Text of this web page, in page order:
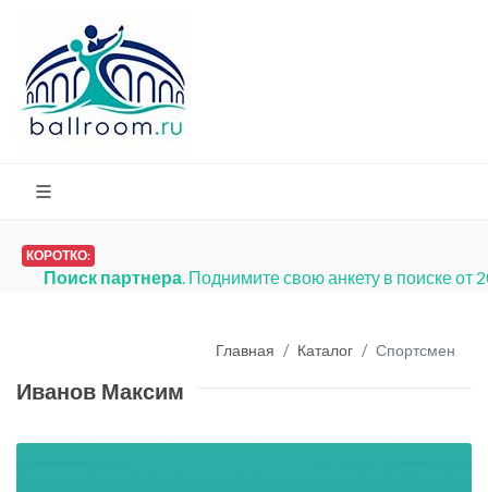
КОРОТКО:
Поиск партнера. Поднимите свою анкету в поиске от
Главная Каталог Спортсмен
Иванов Максим